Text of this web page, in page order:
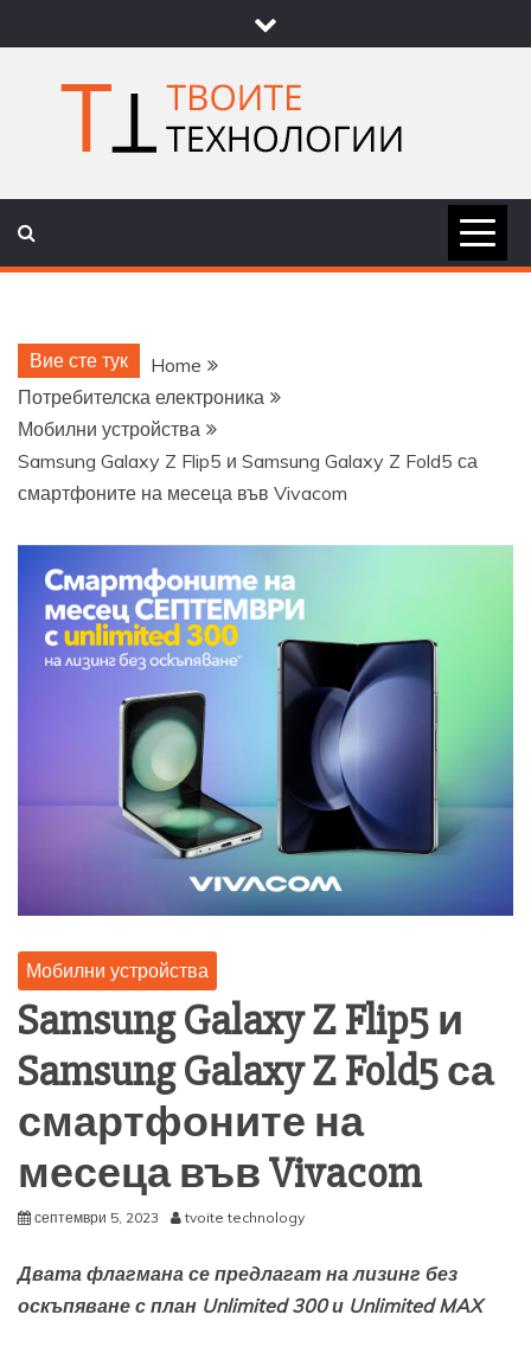
to
content
ТВОИТЕ
Вие сте тук
Home
Потребителска електроника
Мобилни устройства
Samsung Galaxy Z Flip5 и Samsung Galaxy Z Fold5 са
смартфоните на месеца във Vivacom
Мобилни устройства
Samsung Galaxy Z Flip5 и
Samsung Galaxy Z Fold5 са
смартфоните на
месеца във Vivacom
септември 5, 2023 tvoite technology
Двата флагмана се предлагат на лизинг без
оскъпяване с план Unlimited 300и Unlimited MAX